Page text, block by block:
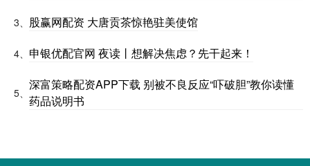
3、 股赢网配资 大唐贡茶惊艳驻美使馆
4、 申银优配官网 夜读丨想解决焦虑？先干起来！
5、
深富策略配资APP下载 别被不良反应“吓破胆”教你读懂
药品说明书